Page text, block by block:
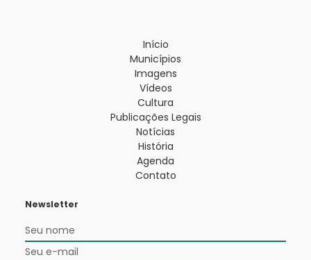
Início
Municípios
Imagens
Vídeos
Cultura
Publicações Legais
Notícias
História
Agenda
Contato
Newsletter